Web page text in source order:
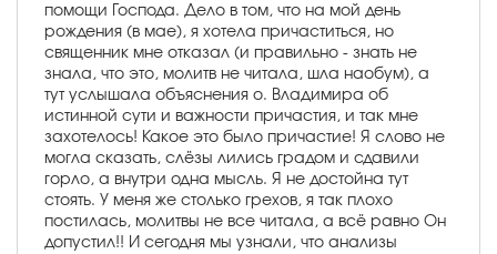
помощи Господа. Дело в том, что на мой день
рождения (в мае), я хотела причаститься, но
священник мне отказал (и правильно - знать не
знала, что это, молитв не читала, шла наобум), а
тут услышала объяснения о. Владимира об
истинной сути и важности причастия, и так мне
захотелось! Какое это было причастие! Я слово не
могла сказать, слёзы лились градом и сдавили
горло, а внутри одна мысль. Я не достойна тут
стоять. У меня же столько грехов, я так плохо
постилась, молитвы не все читала, а всё равно Он
допустил!! И сегодня мы узнали, что анализы